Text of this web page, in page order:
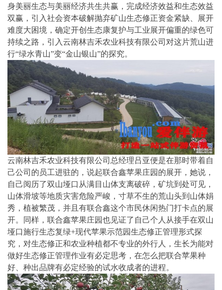
身美丽生态与美丽经济共生共赢，完成经济效益和生态效益
双赢，引入社会资本破解抛弃矿山生态修正资金紧缺、展开
难度大困境，确定开创生态康复护与工业展开偏重的绿色可
持续之路，引入云南林吉禾农业科技有限公司对这片荒山进
行“绿水青山”变“金山银山”的探究。
云南林吉禾农业科技有限公司总经理吕亚便是在那时带着自
己公司的员工进驻的，说起联合鑫苹果庄园的展开，她说，
自己阅历了双山垭口从满目山体支离破碎，矿坑到处可见，
山体滑坡等地质灾害危险严峻，寸草不生的荒山头到山体娟
秀，植被繁茂，并且有联合鑫这个市民休闲热门打卡点的展
开。同样，联合鑫苹果庄园也见证了自己个人从接手在双山
垭口施行生态复绿+现代苹果示范园生态修正管理形式探
究，对生态修正和农业种植都不专业的外行人，生长为能对
做好生态修正管理作业有必定思考，在怎么把联合苹果种
好、种出品牌有必定经验的试水收成者的进程。